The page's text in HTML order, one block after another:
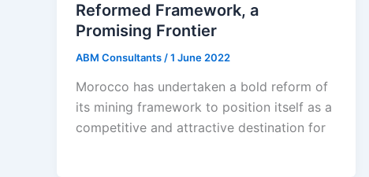
Reformed Framework, a
Promising Frontier
ABM Consultants /1 June 2022
Morocco has undertaken a bold reform of
its mining framework to position itself as a
competitive and attractive destination for